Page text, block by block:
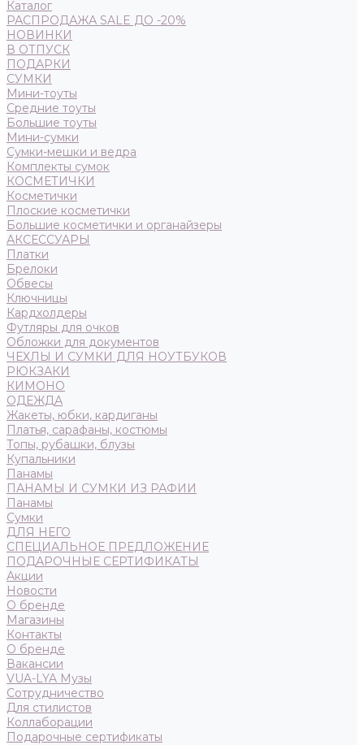
Каталог
РАСПРОДАЖА SALE ДО -20%
НОВИНКИ
В ОТПУСК
ПОДАРКИ
СУМКИ
Мини-тоуты
Средние тоуты
Большие тоуты
Мини-сумки
Сумки-мешки и ведра
Комплекты сумок
КОСМЕТИЧКИ
Косметички
Плоские косметички
Большие косметички и органайзеры
АКСЕССУАРЫ
Платки
Брелоки
Обвесы
Ключницы
Кардхолдеры
Футляры для очков
Обложки для документов
ЧЕХЛЫ И СУМКИ ДЛЯ НОУТБУКОВ
РЮКЗАКИ
КИМОНО
ОДЕЖДА
Жакеты, юбки, кардиганы
Платья, сарафаны, костюмы
Топы, рубашки, блузы
Купальники
Панамы
ПАНАМЫ И СУМКИ ИЗ РАФИИ
Панамы
Сумки
ДЛЯ НЕГО
СПЕЦИАЛЬНОЕ ПРЕДЛОЖЕНИЕ
ПОДАРОЧНЫЕ СЕРТИФИКАТЫ
Акции
Новости
О бренде
Магазины
Контакты
О бренде
Вакансии
VUA-LYA Музы
Сотрудничество
Для стилистов
Коллаборации
Подарочные сертификаты